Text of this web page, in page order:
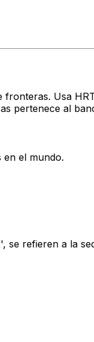
Usa
pertenece al
en el mundo.
se refieren a la